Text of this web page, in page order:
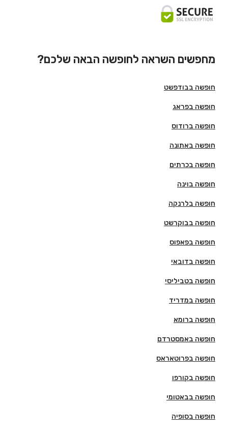
מחפשים השראה לחופשה הבאה שלכם?
חופשה בבודפשט
חופשה בפראג
חופשה ברודוס
חופשה באתונה
חופשה בכרתים
חופשה בוינה
חופשה בלרנקה
חופשה בבוקרשט
חופשה בפאפוס
חופשה בדובאי
חופשה בטביליסי
חופשה במדריד
חופשה ברומא
חופשה באמסטרדם
חופשה בפרוטאראס
חופשה בקורפו
חופשה בבאטומי
חופשה בסופיה